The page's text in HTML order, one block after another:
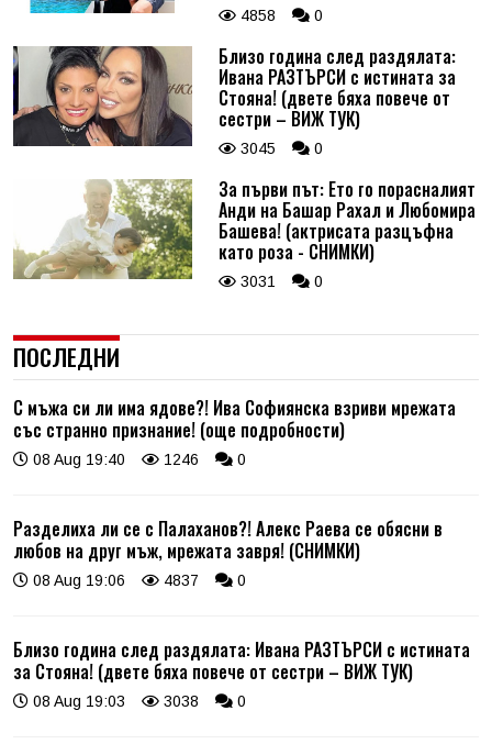
4858 0
Близо година след раздялата:
Ивана РАЗТЪРСИ с истината за
Стояна! (двете бяха повече от
сестри – ВИЖ ТУК)
3045 0
За първи път: Ето го порасналият
Анди на Башар Рахал и Любомира
Башева! (актрисата разцъфна
като роза - СНИМКИ)
3031 0
ПОСЛЕДНИ
С мъжа си ли има ядове?! Ива Софиянска взриви мрежата
със странно признание! (още подробности)
08 Aug 19:40 1246 0
Разделиха ли се с Палаханов?! Алекс Раева се обясни в
любов на друг мъж, мрежата завря! (СНИМКИ)
08 Aug 19:06 4837 0
Близо година след раздялата: Ивана РАЗТЪРСИ с истината
за Стояна! (двете бяха повече от сестри – ВИЖ ТУК)
08 Aug 19:03 3038 0